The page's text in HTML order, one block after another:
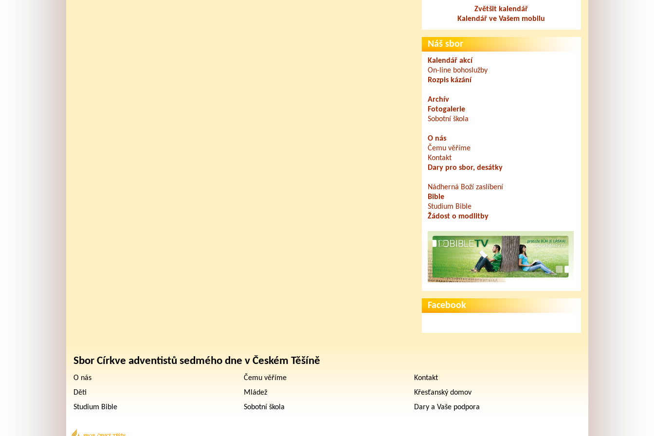
Zvětšit kalendář
Kalendář ve Vašem mobilu
Náš sbor
Kalendář akcí
On-line bohoslužby
Rozpis kázání
Archív
Fotogalerie
Sobotní škola
O nás
Čemu věříme
Kontakt
Dary pro sbor, desátky
Nádherná Boží zaslíbení
Bible
Studium Bible
Žádost o modlitby
Facebook
Sbor Církve adventistů sedmého dne v Českém Těšíně
O nás Čemu věříme
Kontakt
Děti
Mládež
Křesťanský domov
Studium Bible
Sobotní škola Dary a Vaše podpora